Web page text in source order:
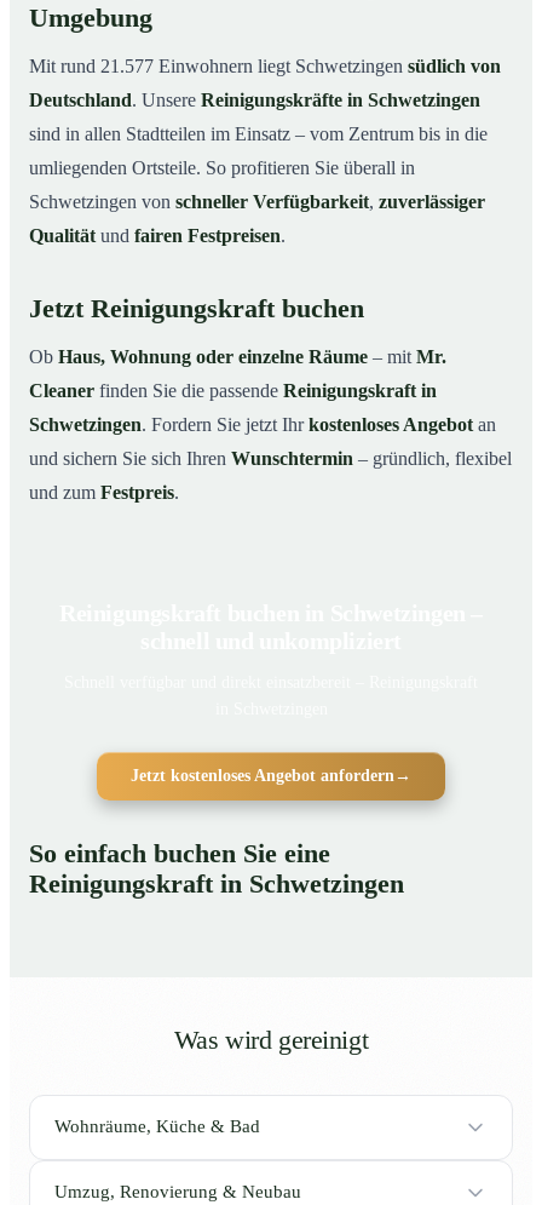
Umgebung
Mit rund 21.577 Einwohnern liegt Schwetzingen südlich von
Deutschland. Unsere Reinigungskräfte in Schwetzingen
sind in allen Stadtteilen im Einsatz – vom Zentrum bis in die
umliegenden Ortsteile. So profitieren Sie überall in
Schwetzingen von schneller Verfügbarkeit, zuverlässiger
Qualität und fairen Festpreisen.
Jetzt Reinigungskraft buchen
Ob Haus, Wohnung oder einzelne Räume – mit Mr.
Cleaner finden Sie die passende Reinigungskraft in
Schwetzingen. Fordern Sie jetzt Ihrkostenloses Angebot an
und sichern Sie sich Ihren Wunschtermin – gründlich, flexibel
und zum Festpreis.
Jetzt kostenloses Angebot anfordern →
So einfach buchen Sie eine
Reinigungskraft in Schwetzingen
Was wird gereinigt
Wohnräume, Küche & Bad
Umzug, Renovierung & Neubau